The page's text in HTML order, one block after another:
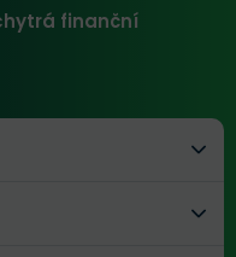
finanční